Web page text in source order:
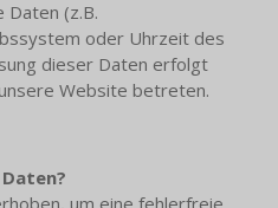
Daten (z.B.
oder Uhrzeit des
dieser Daten erfolgt
Website betreten.
um eine fehlerfreie